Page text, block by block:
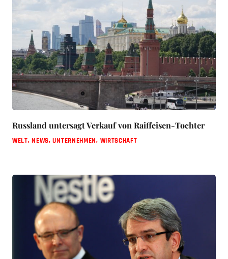
Russland untersagt Verkauf von Raiffeisen-Tochter
WELT,NEWS,UNTERNEHMEN, WIRTSCHAFT